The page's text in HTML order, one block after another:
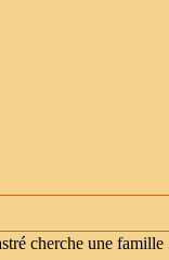
cherche une